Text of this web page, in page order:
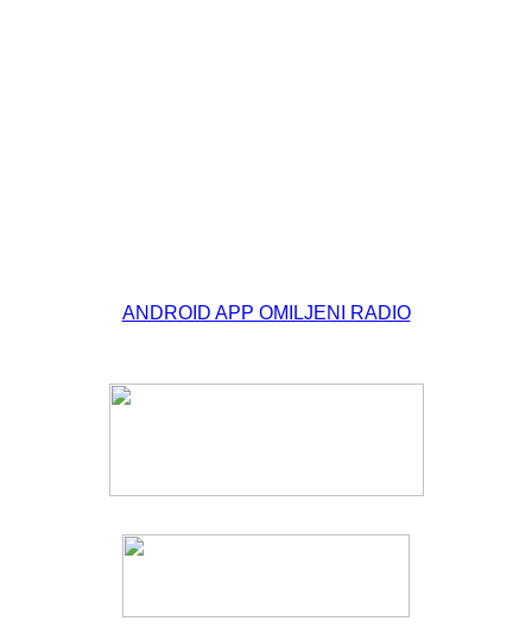
ANDROID APP OMILJENI RADIO